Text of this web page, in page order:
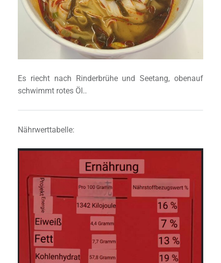
Es riecht nach Rinderbrühe und Seetang, obenauf
schwimmt rotes Öl..
Nährwerttabelle: